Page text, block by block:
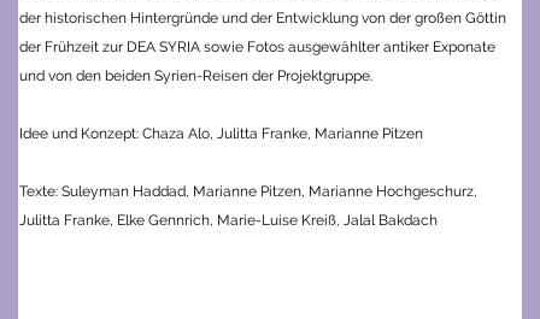
der historischen Hintergründe und der Entwicklung von der großen Göttin
der Frühzeit zur DEA SYRIA sowie Fotos ausgewählter antiker Exponate
und von den beiden Syrien-Reisen der Projektgruppe.
Idee und Konzept: Chaza Alo, Julitta Franke, Marianne Pitzen
Texte: Suleyman Haddad, Marianne Pitzen, Marianne Hochgeschurz,
Julitta Franke, Elke Gennrich, Marie-Luise Kreiß, Jalal Bakdach